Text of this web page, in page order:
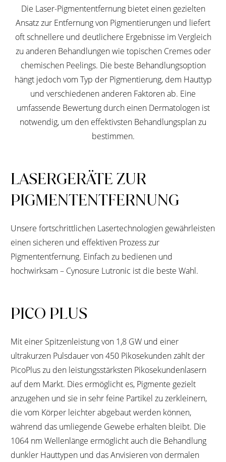
Die Laser-Pigmententfernung bietet einen gezielten
Ansatz zur Entfernung von Pigmentierungen und liefert
oft schnellere und deutlichere Ergebnisse im Vergleich
zu anderen Behandlungen wie topischen Cremes oder
chemischen Peelings. Die beste Behandlungsoption
hängt jedoch vom Typ der Pigmentierung, dem Hauttyp
und verschiedenen anderen Faktoren ab. Eine
umfassende Bewertung durch einen Dermatologen ist
notwendig, um den effektivsten Behandlungsplan zu
bestimmen.
LASERGERÄTE ZUR
PIGMENTENTFERNUNG
Unsere fortschrittlichen Lasertechnologien gewährleisten
einen sicheren und effektiven Prozess zur
Pigmententfernung. Einfach zu bedienen und
hochwirksam – Cynosure Lutronic ist die beste Wahl.
PICO PLUS
Mit einer Spitzenleistung von 1,8 GW und einer
ultrakurzen Pulsdauer von 450 Pikosekunden zählt der
PicoPlus zu den leistungsstärksten Pikosekundenlasern
auf dem Markt. Dies ermöglicht es, Pigmente gezielt
anzugehen und sie in sehr feine Partikel zu zerkleinern,
die vom Körper leichter abgebaut werden können,
während das umliegende Gewebe erhalten bleibt. Die
1064 nm Wellenlänge ermöglicht auch die Behandlung
dunkler Hauttypen und das Anvisieren von dermalen